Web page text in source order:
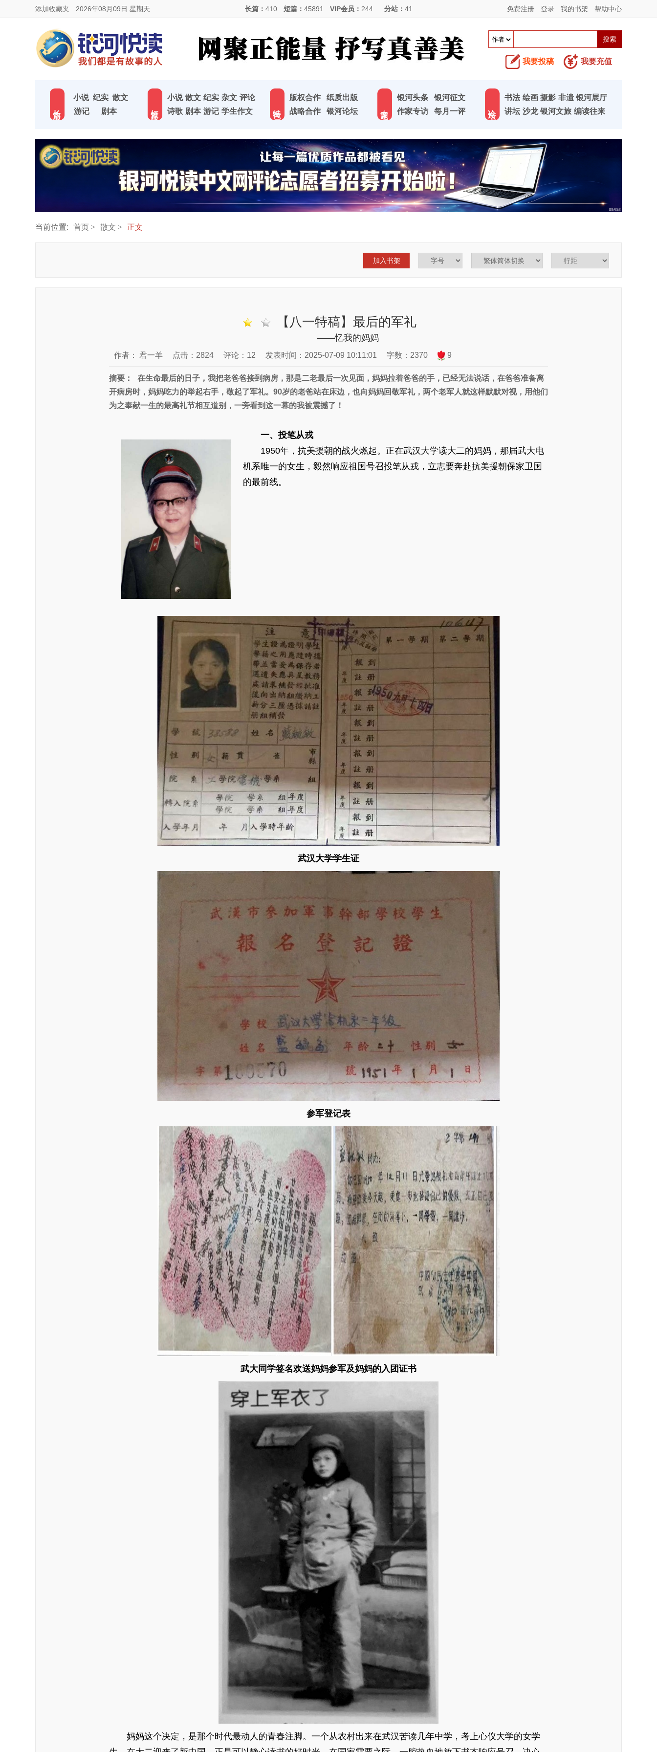
添加收藏夹 2026年08月09日 星期天 长篇： 410 短篇： 45891 VIP会员： 244 分站： 41 免费注册 登录 我的书架 帮助中心
我要投稿 我要充值
小说 纪实 散文
游记
剧本
小说 散文 纪实 杂文 评论
诗歌 剧本 游记 学生作文
版权合作
纸质出版
战略合作
银河论坛
银河头条
银河征文
作家专访
每月一评
书法 绘画 摄影 非遗 银河展厅
讲坛 沙龙 银河文旅 编读往来
当前位置: 首页 散文 正文
加入书架
【八一特稿】最后的军礼
——忆我的妈妈
作者： 君一羊 点击：2824 评论：12 发表时间：2025-07-09 10:11:01 字数：2370 9
摘要：
在生命最后的日子，我把老爸爸接到病房，那是二老最后一次见面，妈妈拉着爸爸的手，已经无法说话，在爸爸准备离
开病房时，妈妈吃力的举起右手，敬起了军礼。90岁的老爸站在床边，也向妈妈回敬军礼，两个老军人就这样默默对视，用他们
为之奉献一生的最高礼节相互道别，一旁看到这一幕的我被震撼了！
一、投笔从戎
1950年，抗美援朝的战火燃起。正在武汉大学读大二的妈妈，那届武大电
机系唯一的女生，毅然响应祖国号召投笔从戎，立志要奔赴抗美援朝保家卫国
的最前线。
武汉大学学生证
参军登记表
武大同学签名欢送妈妈参军及妈妈的入团证书
妈妈这个决定，是那个时代最动人的青春注脚。一个从农村出来在武汉苦读几年中学，考上心仪大学的女学